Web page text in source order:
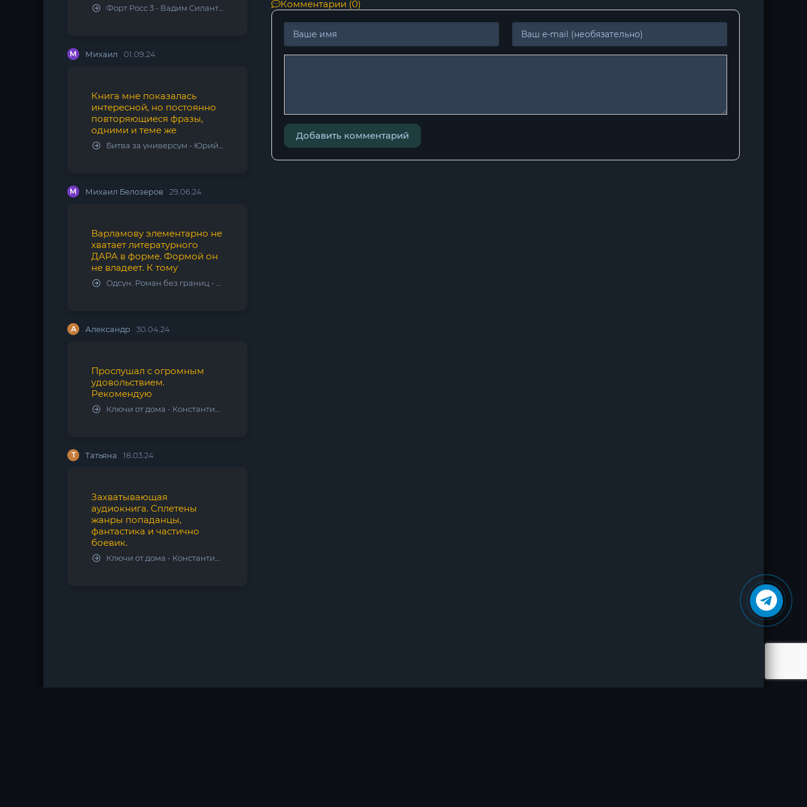
Форт Росс 3 - Вадим Силантьев
М Михаил 01.09.24
Книга мне показалась
интересной, но постоянно
повторяющиеся фразы,
одними и теме же
Битва за универсум - Юрий Тарарев, Александр Тарарев
М Михаил Белозеров 29.06.24
Варламову элементарно не
хватает литературного
ДАРА в форме. Формой он
не владеет. К тому
Одсун. Роман без границ - Алексей Варламов
А Александр 30.04.24
Прослушал с огромным
удовольствием.
Рекомендую
Ключи от дома - Константин Калбазов
Т Татьяна 18.03.24
Захватывающая
аудиокнига. Сплетены
жанры попаданцы,
фантастика и частично
боевик.
Ключи от дома - Константин Калбазов
19
20
Комментарии (0)
Добавить комментарий